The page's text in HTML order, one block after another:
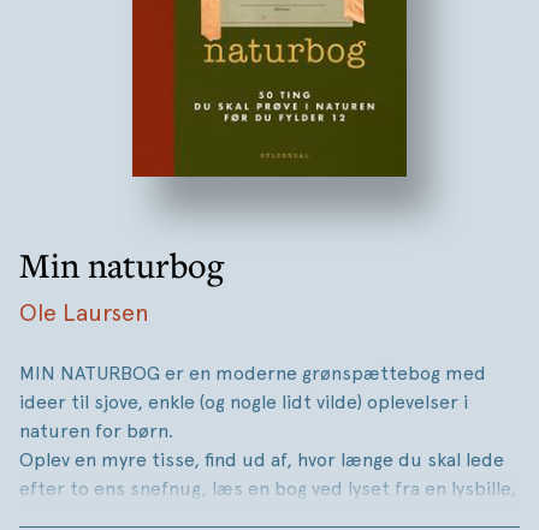
Min naturbog
Ole Laursen
MIN NATURBOG er en moderne grønspættebog med
ideer til sjove, enkle (og nogle lidt vilde) oplevelser i
naturen for børn.
Oplev en myre tisse, find ud af, hvor længe du skal lede
efter to ens snefnug, læs en bog ved lyset fra en lysbille,